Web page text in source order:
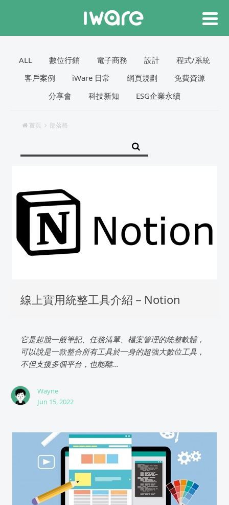
ALL 數位行銷 電子商務 設計
程式/系統
客戶案例
iWare 日常 網頁規劃
免費資源
分享會
科技新知 ESG企業永續
首頁 部落格
線上實用統整工具介紹－Notion
它是超脫一般筆記、任務清單、檔案管理的統整軟體，
可以說是一款整合所有工具於一身的超強大數位工具，
不但支援多個平台，也能離...
Wayne
Jun 15, 2022